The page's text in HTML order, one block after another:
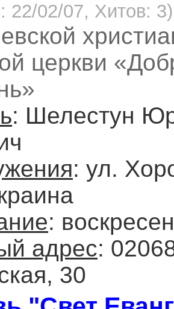
22/02/07, Хитов: 3)
церкви
: Шелестун
: ул.
:
адрес:
30